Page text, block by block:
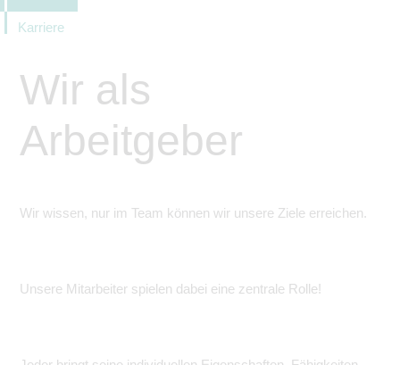
Karriere
Wir als
Arbeitgeber
Wir wissen, nur im Team können wir unsere Ziele erreichen.
Unsere Mitarbeiter spielen dabei eine zentrale Rolle!